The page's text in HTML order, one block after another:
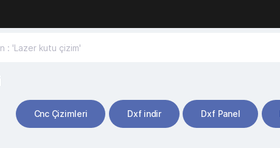
Cnc Çizimleri Dxf indir Dxf Panel